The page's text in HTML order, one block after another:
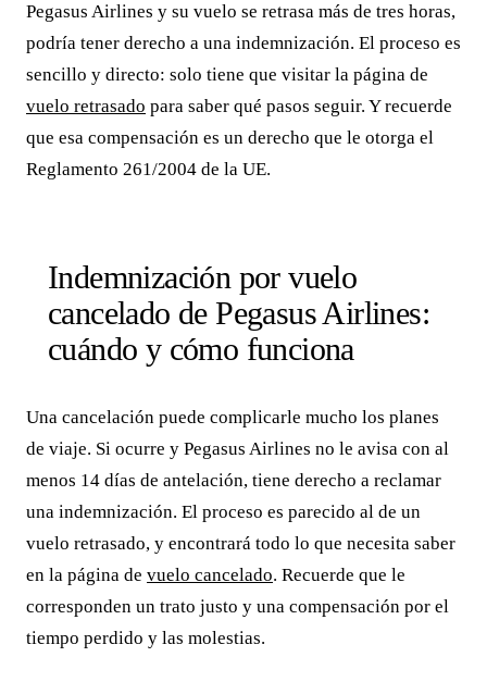
Pegasus Airlines y su vuelo se retrasa más de tres horas,
podría tener derecho a una indemnización. El proceso es
sencillo y directo: solo tiene que visitar la página de
vuelo retrasado para saber qué pasos seguir. Y recuerde
que esa compensación es un derecho que le otorga el
Reglamento 261/2004 de la UE.
Indemnización por vuelo
cancelado de Pegasus Airlines:
cuándo y cómo funciona
Una cancelación puede complicarle mucho los planes
de viaje. Si ocurre y Pegasus Airlines no le avisa con al
menos 14 días de antelación, tiene derecho a reclamar
una indemnización. El proceso es parecido al de un
vuelo retrasado, y encontrará todo lo que necesita saber
en la página de vuelo cancelado. Recuerde que le
corresponden un trato justo y una compensación por el
tiempo perdido y las molestias.